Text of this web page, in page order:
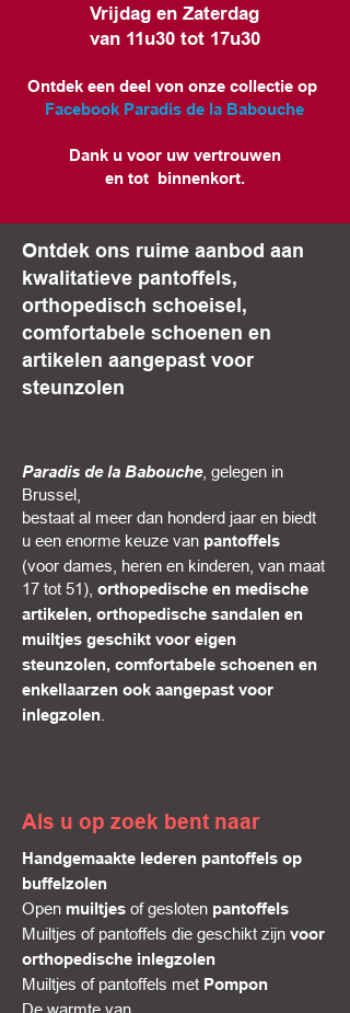
Vrijdag en Zaterdag
van 11u30 tot 17u30
Ontdek een deel von onze collectie op
Facebook Paradis de la Babouche
Dank u voor uw vertrouwen
en tot binnenkort.
Ontdek ons ruime aanbod aan
kwalitatieve pantoffels,
orthopedisch schoeisel,
comfortabele schoenen en
artikelen aangepast voor
steunzolen
Paradis de la Babouche, gelegen in
Brussel,
bestaat al meer dan honderd jaar en biedt
u een enorme keuze van pantoffels
(voor dames, heren en kinderen, van maat
17 tot 51), orthopedische en medische
artikelen, orthopedische sandalen en
muiltjes geschikt voor eigen
steunzolen, comfortabele schoenen en
enkellaarzen ook aangepast voor
inlegzolen
Als u op zoek bent naar
Handgemaakte lederen pantoffels op
buffelzolen
Open muiltjes of gesloten pantoffels
Muiltjes of pantoffels die geschikt zijn voor
orthopedische inlegzolen
Muiltjes of pantoffels met Pompon
De warmte van